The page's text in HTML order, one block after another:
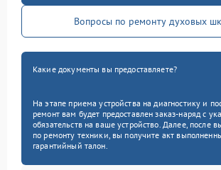
Вопросы по ремонту духовых
Какие документы вы предоставляете?
На этапе приема устройства на диагностику и
ремонт вам будет предоставлен заказ-наряд с
обязательств на ваше устройство. Далее, после
по ремонту техники, вы получите акт
гарантийный талон.